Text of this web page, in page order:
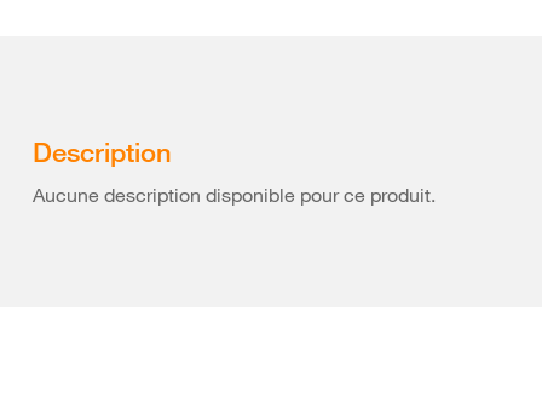
Description
Aucune description disponible pour ce produit.